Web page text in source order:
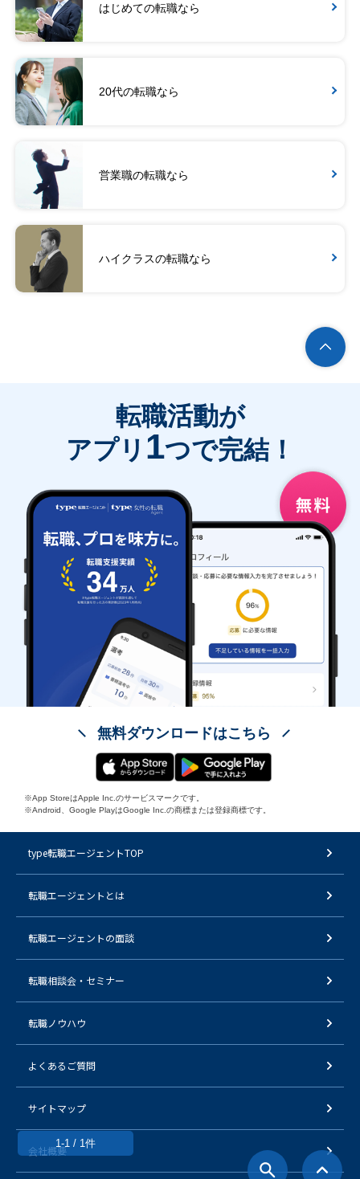
はじめての転職なら
20代の転職なら
営業職の転職なら
ハイクラスの転職なら
1-1 / 1件
転職活動が
アプリ 1つで完結！
無料ダウンロードはこちら
※App StoreはApple Inc.のサービスマークです。
※Android、Google PlayはGoogle Inc.の商標または登録商標です。
type転職エージェントTOP
転職エージェントとは
転職エージェントの面談
転職相談会・セミナー
転職ノウハウ
よくあるご質問
サイトマップ
会社概要